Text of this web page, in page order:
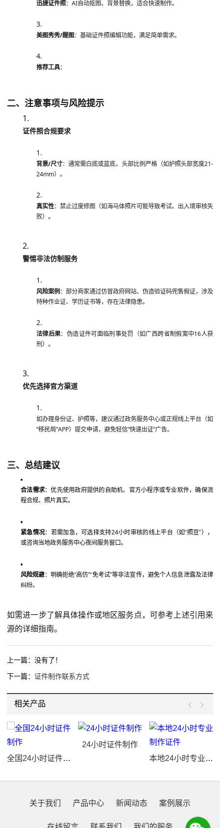
迅捷证件照：AI自动抠图、背景替换，适合快速制作。
美图秀秀/醒图：基础证件照编辑功能，满足简单需求。
推荐工具：
二、注意事项与风险提示
证件照合规要求
背景/尺寸：通常需白底或蓝底，头部比例严格（如护照头部宽度21-
24mm）。
真实性：禁止过度修图（如海马体照片可能导致考试、出入境审核失
败）。
警惕非法仿制服务
风险案例：部分商家通过仿冒政府网站、伪造验证码兜售假证，涉及
特种作业证、学历证书等，存在法律隐患。
法律后果：伪造证件可面临刑事处罚（如广西跨省制假案中16人获
刑）。
优先选择官方渠道
如办理身份证、护照等，建议通过政务服务中心或正规线上平台（如
“移民局”APP）提交申请，避免轻信“快速出证”广告。
三、总结建议
合法需求：优先使用政府提供的自助机、官方小程序或专业软件，确保流
程合规、照片真实。
紧急情况：若需加急，可选择支持24小时审核的线上平台（如“照豆”），
或咨询当地政务服务中心夜间服务窗口。
风险规避：明确拒绝“高仿”“免考试”等非法宣传，避免个人信息泄露及法律
纠纷。
如需进一步了解具体操作或地区服务点，可参考上述引用来
源的详细指南。
上一篇：没有了！
下一篇： 证件制作联系方式
相关产品
全国24小时证件制作
24小时证件制作
本地24小时专业制作证件
关于我们 产品中心 新闻动态 案例展示